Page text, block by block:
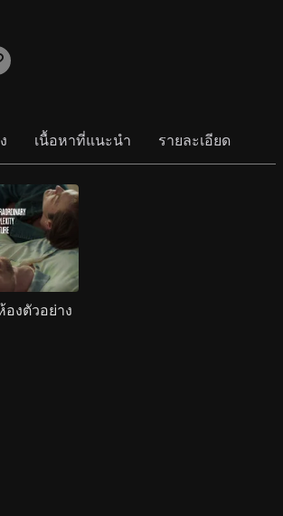
เนื้อหาที่แนะนำ รายละเอียด
องตัวอย่าง